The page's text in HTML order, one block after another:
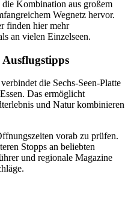
Kombination aus großem
Wegnetz hervor.
finden hier mehr
an vielen Einzelseen.
die Sechs-Seen-Platte
Das ermöglicht
und Natur kombinieren
vorab zu prüfen.
Stopps an beliebten
und regionale Magazine